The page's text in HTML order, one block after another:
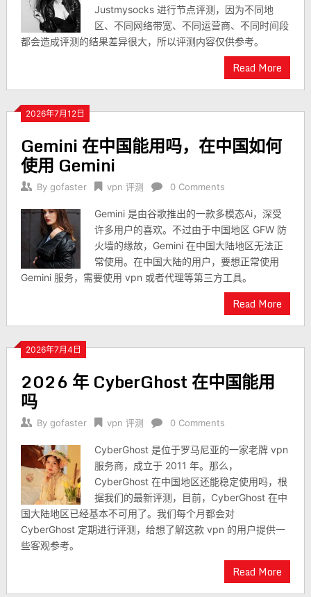
Justmysocks 进行节点评测，因为不同地
区、不同网络带宽、不同运营商、不同时间段
都会造成评测的结果差异很大，所以评测内容仅供参考。
Read More
2026年7月12日
Gemini 在中国能用吗，在中国如何
使用 Gemini
By gofaster vpn 评测 0 Comments
Gemini 是由谷歌推出的一款多模态Ai，深受
许多用户的喜欢。不过由于中国地区 GFW 防
火墙的缘故，Gemini 在中国大陆地区无法正
常使用。在中国大陆的用户，要想正常使用
Gemini 服务，需要使用 vpn 或者代理等第三方工具。
Read More
2026年7月4日
2026 年 CyberGhost 在中国能用
吗
By gofaster vpn 评测 0 Comments
CyberGhost 是位于罗马尼亚的一家老牌 vpn
服务商，成立于 2011 年。那么，
CyberGhost 在中国地区还能稳定使用吗，根
据我们的最新评测，目前，CyberGhost 在中
国大陆地区已经基本不可用了。我们每个月都会对
CyberGhost 定期进行评测，给想了解这款 vpn 的用户提供一
些客观参考。
Read More